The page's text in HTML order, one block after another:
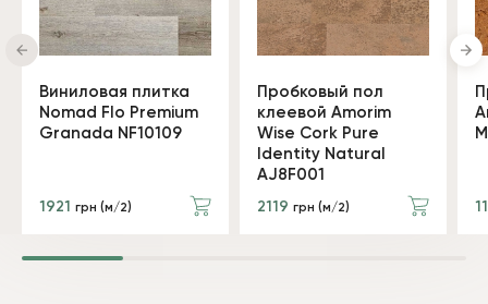
Виниловая плитка
Nomad Flo Premium
Granada NF10109
1921 грн (м/2)
Пробковый пол
клеевой Amorim
Wise Cork Pure
Identity Natural
AJ8F001
2119 грн (м/2)